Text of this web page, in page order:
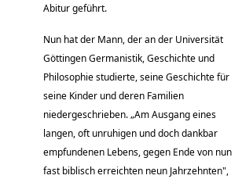
Abitur geführt.
Nun hat der Mann, der an der Universität
Göttingen Germanistik, Geschichte und
Philosophie studierte, seine Geschichte für
seine Kinder und deren Familien
niedergeschrieben. „Am Ausgang eines
langen, oft unruhigen und doch dankbar
empfundenen Lebens, gegen Ende von nun
fast biblisch erreichten neun Jahrzehnten",